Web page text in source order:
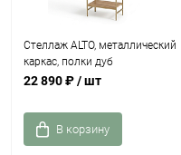
Стеллаж ALTO, металлический
каркас, полки дуб
22 890 ₽/ шт
В корзину